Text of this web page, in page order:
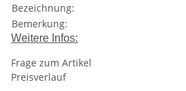
Bezeichnung:
Bemerkung:
Weitere Infos:
Frage zum Artikel
Preisverlauf